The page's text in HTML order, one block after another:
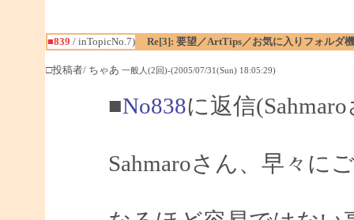
■839 / inTopicNo.7) Re[3]: 要望／ArtTips／お気に入りフォルダ
□投稿者/ ちゃあ 一般人(2回)-(2005/07/31(Sun) 18:05:29)
■No838に返信
Sahmaroさん、早々に